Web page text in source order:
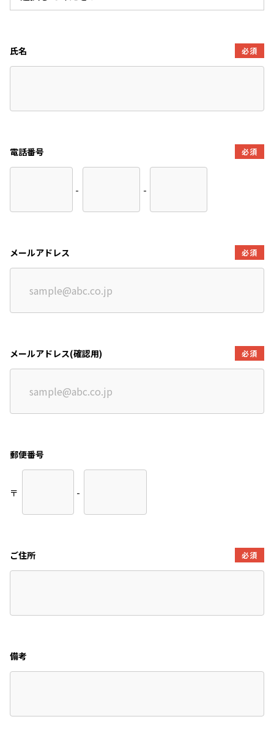
氏名 必須
電話番号 必須
- -
メールアドレス 必須
メールアドレス(確認用) 必須
郵便番号
〒 -
ご住所 必須
備考